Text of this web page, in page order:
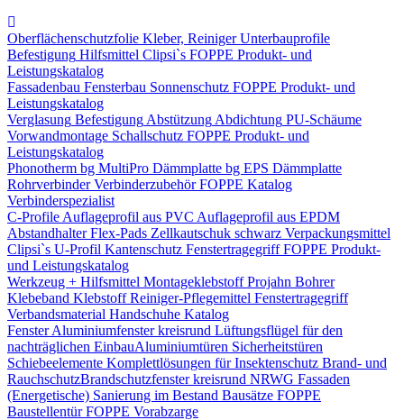
Oberflächenschutzfolie Kleber, Reiniger Unterbauprofile
Befestigung Hilfsmittel Clipsi`s FOPPE Produkt- und
Leistungskatalog
Fassadenbau Fensterbau Sonnenschutz FOPPE Produkt- und
Leistungskatalog
Verglasung Befestigung Abstützung Abdichtung PU-Schäume
Vorwandmontage Schallschutz FOPPE Produkt- und
Leistungskatalog
Phonotherm bg MultiPro Dämmplatte bg EPS Dämmplatte
Rohrverbinder Verbinderzubehör FOPPE Katalog
Verbinderspezialist
C-Profile Auflageprofil aus PVC Auflageprofil aus EPDM
Abstandhalter Flex-Pads Zellkautschuk schwarz Verpackungsmittel
Clipsi`s U-Profil Kantenschutz Fenstertragegriff FOPPE Produkt-
und Leistungskatalog
Werkzeug + Hilfsmittel Montageklebstoff Projahn Bohrer
Klebeband Klebstoff Reiniger-Pflegemittel Fenstertragegriff
Verbandsmaterial Handschuhe Katalog
Fenster Aluminiumfenster kreisrund Lüftungsflügel für den
nachträglichen Einbau​Aluminiumtüren Sicherheitstüren
Schiebeelemente Komplettlösungen für Insektenschutz Brand- und
Rauchschutz​Brandschutzfenster kreisrund NRWG Fassaden
(Energetische) Sanierung im Bestand Bausätze FOPPE
Baustellentür FOPPE Vorabzarge